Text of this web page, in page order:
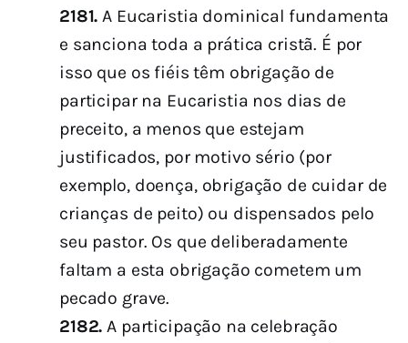
2181. A Eucaristia dominical fundamenta
e sanciona toda a prática cristã. É por
isso que os fiéis têm obrigação de
participar na Eucaristia nos dias de
preceito, a menos que estejam
justificados, por motivo sério (por
exemplo, doença, obrigação de cuidar de
crianças de peito) ou dispensados pelo
seu pastor. Os que deliberadamente
faltam a esta obrigação cometem um
pecado grave.
2182. A participação na celebração